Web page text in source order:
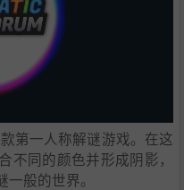
第一人称解谜游戏。在这
不同的颜色并形成阴影，
般的世界。